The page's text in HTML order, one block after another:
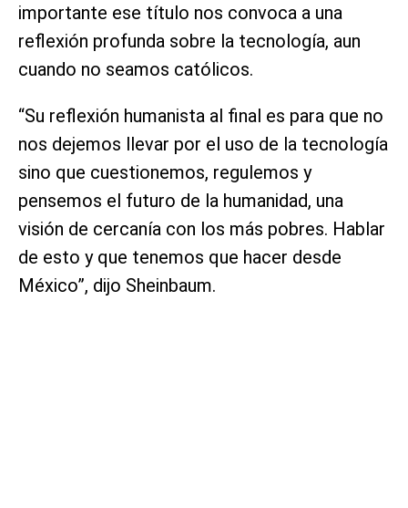
importante ese título nos convoca a una
reflexión profunda sobre la tecnología, aun
cuando no seamos católicos.
“Su reflexión humanista al final es para que no
nos dejemos llevar por el uso de la tecnología
sino que cuestionemos, regulemos y
pensemos el futuro de la humanidad, una
visión de cercanía con los más pobres. Hablar
de esto y que tenemos que hacer desde
México”, dijo Sheinbaum.